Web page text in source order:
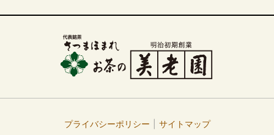
プライバシーポリシー サイトマップ